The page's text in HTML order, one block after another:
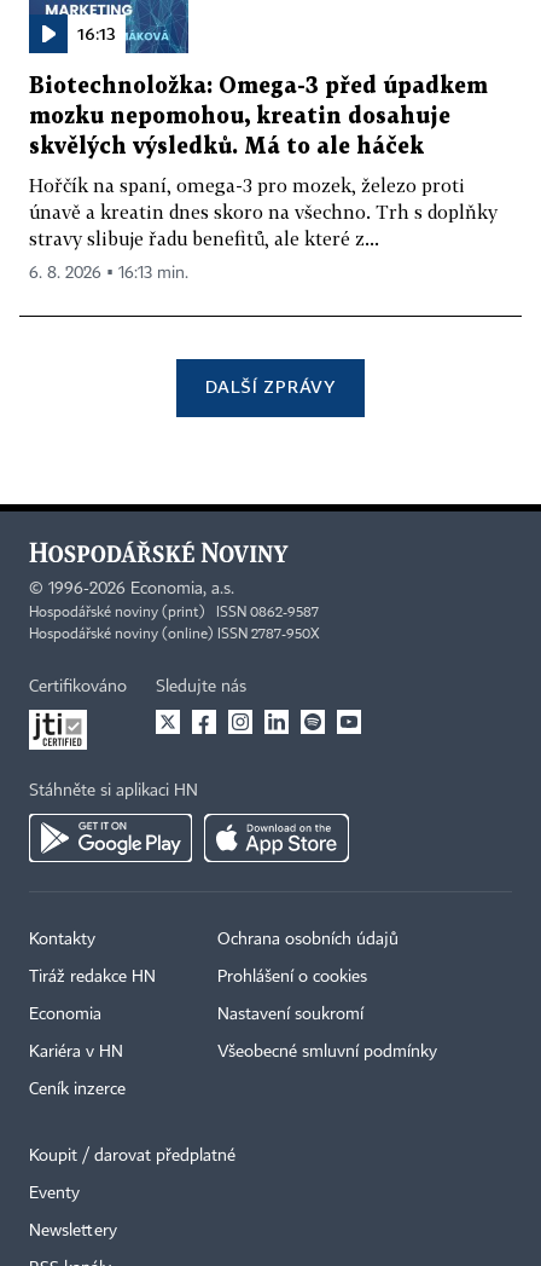
16:13
Biotechnoložka: Omega-3 před úpadkem
mozku nepomohou, kreatin dosahuje
skvělých výsledků. Má to ale háček
Hořčík na spaní, omega-3 pro mozek, železo proti
únavě a kreatin dnes skoro na všechno. Trh s doplňky
stravy slibuje řadu benefitů, ale které z...
6. 8. 2026 ▪ 16:13 min.
DALŠÍ ZPRÁVY
© 1996-2026 Economia, a.s.
Hospodářské noviny (print) ISSN 0862-9587
Hospodářské noviny (online) ISSN 2787-950X
Certifikováno Sledujte nás
Stáhněte si aplikaci HN
Kontakty
Tiráž redakce HN
Economia
Kariéra v HN
Ceník inzerce
Ochrana osobních údajů
Prohlášení o cookies
Nastavení soukromí
Všeobecné smluvní podmínky
Koupit / darovat předplatné
Eventy
Newslettery